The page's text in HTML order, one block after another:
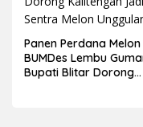
Panen Perdana Melon
BUMDes Lembu
Bupati Blitar Dorong